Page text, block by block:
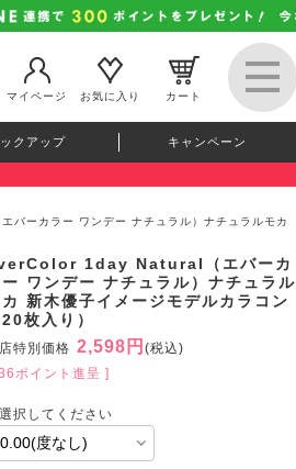
マイページ お気に入り カート
クアップ キャンペーン
ーカラー ワンデー ナチュラル）ナチュラルモカ
1day Natural（エバーカ
ワンデー ナチュラル）ナチュラル
新木優子イメージモデルカラコン
枚入り）
特別価格 2,598円 (税込)
ポイント進呈 ]